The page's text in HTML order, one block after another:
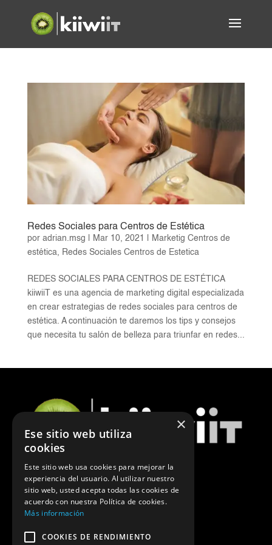
Redes Sociales para Centros de Estética
por adrian.msg Mar 10, 2021
Marketig Centros de
estética, Redes Sociales Centros de Estetica
REDES SOCIALES PARA CENTROS DE ESTÉTICA
kiiwiiT es una agencia de marketing digital especializada
en crear estrategias de redes sociales para centros de
estética. A continuación te daremos los tips y consejos
que necesita tu salón de belleza para triunfar en redes...
ÚLTIMAS NOTICIAS DE MARKETING
POLÍTICA DE PRIVACIDAD
×
Ese sitio web utiliza
cookies
Este sitio web usa cookies para mejorar la
experiencia del usuario. Al utilizar nuestro
sitio web, usted acepta todas las cookies de
acuerdo con nuestra Política de cookies.
Más información
COOKIES DE RENDIMIENTO